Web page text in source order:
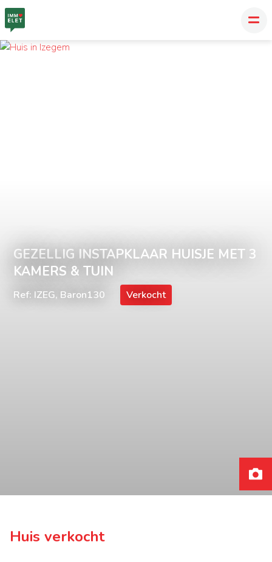
GEZELLIG INSTAPKLAAR HUISJE MET 3
KAMERS & TUIN
Ref: IZEG, Baron130 Verkocht
Huis verkocht